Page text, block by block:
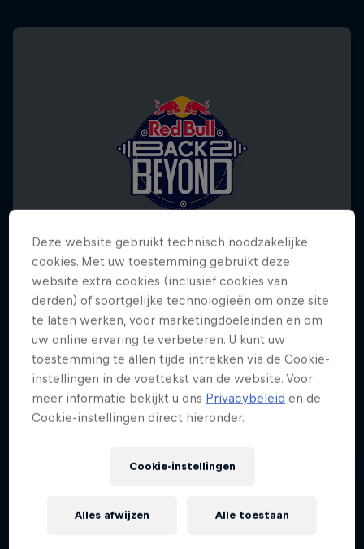
Red Bull Back2Beyond
13 december 2025
Garage Klub, Antwerpen, België
MUSIC
Deze website gebruikt technisch noodzakelijke
cookies. Met uw toestemming gebruikt deze
website extra cookies (inclusief cookies van
derden) of soortgelijke technologieën om onze site
te laten werken, voor marketingdoeleinden en om
uw online ervaring te verbeteren. U kunt uw
toestemming te allen tijde intrekken via de Cookie-
instellingen in de voettekst van de website. Voor
meer informatie bekijkt u ons Privacybeleid en de
Cookie-instellingen direct hieronder.
Cookie-instellingen
Alles afwijzen Alle toestaan